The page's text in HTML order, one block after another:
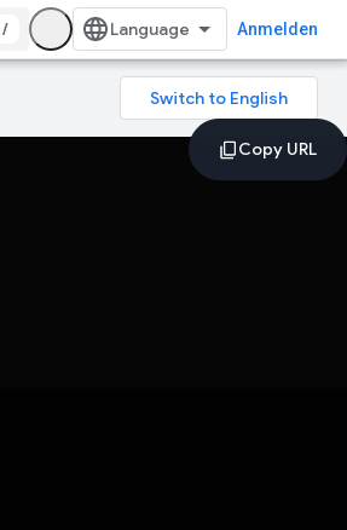
/ Anmelden